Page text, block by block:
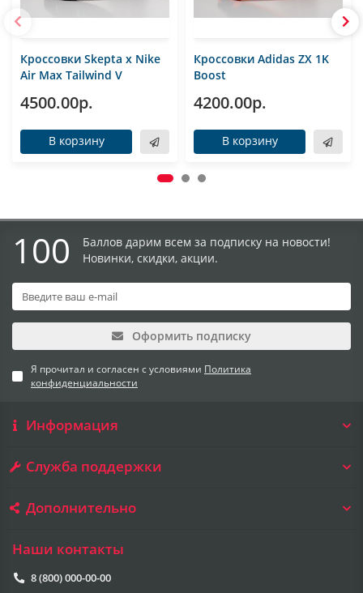
Кроссовки Skepta x Nike
Air Max Tailwind V
4500.00р.
В корзину
Кроссовки Adidas ZX 1K
Boost
4200.00р.
В корзину
100
Баллов дарим всем за подписку на новости!
Новинки, скидки, акции.
Оформить подписку
Я прочитал и согласен с условиями Политика
конфиденциальности
Информация
Служба поддержки
Дополнительно
Наши контакты
8 (800) 000-00-00